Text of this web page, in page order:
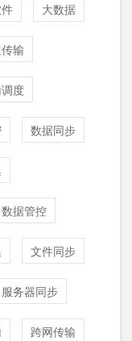
大数据
输
度
数据同步
数据管控
文件同步
服务器同步
跨网传输